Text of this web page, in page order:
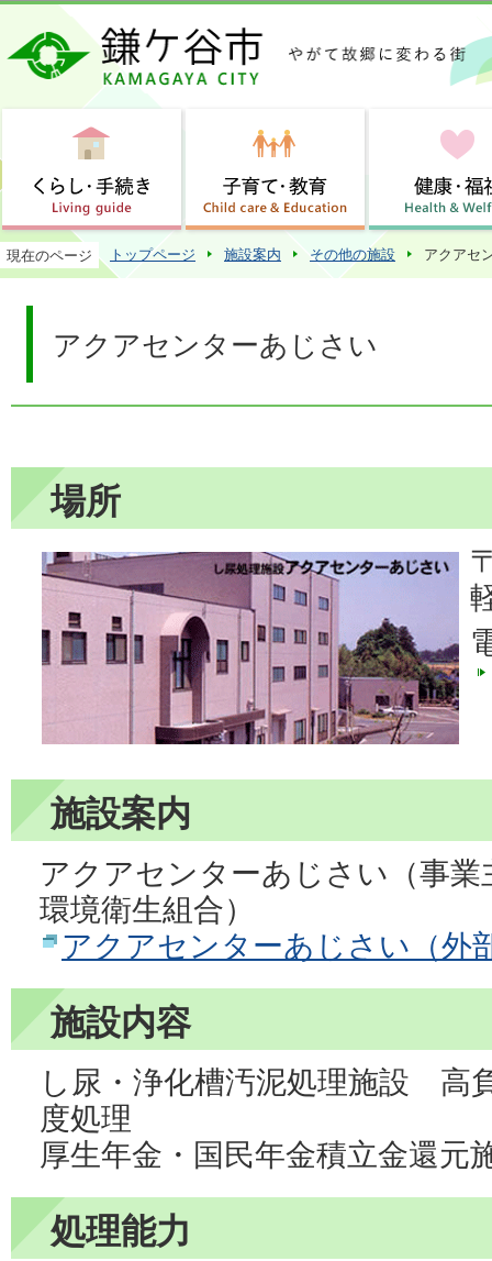
この
現在のページ トップページ 施設案内 その他の施設 アクアセ
アクアセンターあじさい
場所
施設案内
アクアセンターあじさい（事
環境衛生組合）
アクアセンターあじさい（外
施設内容
し尿・浄化槽汚泥処理施設 高
度処理
厚生年金・国民年金積立金還元
処理能力